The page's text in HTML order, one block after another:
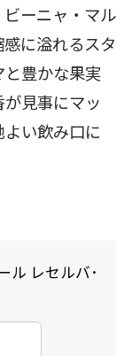
ーニャ・マル
に溢れるスタ
豊かな果実
見事にマッ
い飲み口に
ル レセルバ･